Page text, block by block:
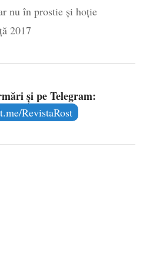
nu în prostie și hoție
2017
și pe Telegram:
RevistaRost